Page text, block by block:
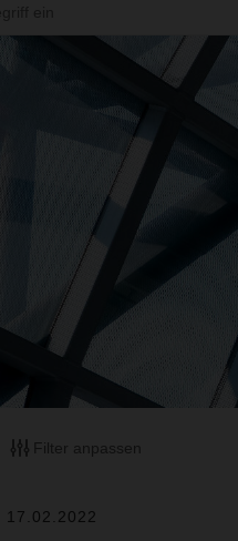
Filter anpassen
17.02.2022